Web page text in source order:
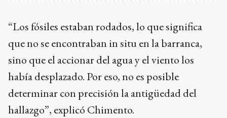
“Los fósiles estaban rodados, lo que significa
que no se encontraban in situ en la barranca,
sino que el accionar del agua y el viento los
había desplazado. Por eso, no es posible
determinar con precisión la antigüedad del
hallazgo”, explicó Chimento.